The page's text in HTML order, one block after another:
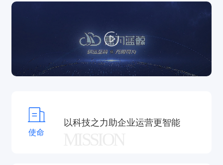
嘉为科技是
腾讯、红杉及钟鼎资本战略投资
北京、上海、广州、深圳、成都、杭州、福州、武
荐。嘉为科技的解决方案已广泛应用于
融、能源、运营商、交通、制造、科技、消费等行业
超千家中外行业领军企业。
使命
以科技之力助企业运营更智能
MISSION